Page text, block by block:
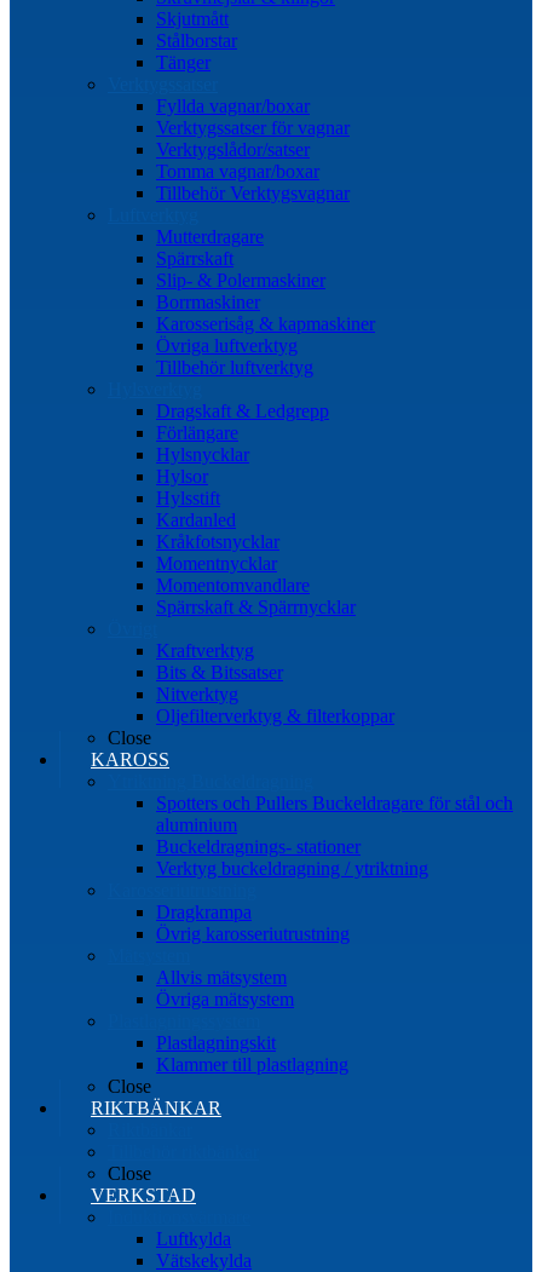
Skjutmått
Stålborstar
Tänger
Fyllda vagnar/boxar
Verktygssatser för vagnar
Verktygslådor/satser
Tomma vagnar/boxar
Tillbehör Verktygsvagnar
Mutterdragare
Spärrskaft
Slip- & Polermaskiner
Borrmaskiner
Karosserisåg & kapmaskiner
Övriga luftverktyg
Tillbehör luftverktyg
Dragskaft & Ledgrepp
Förlängare
Hylsnycklar
Hylsor
Hylsstift
Kardanled
Kråkfotsnycklar
Momentnycklar
Momentomvandlare
Spärrskaft & Spärrnycklar
Kraftverktyg
Bits & Bitssatser
Nitverktyg
Oljefilterverktyg & filterkoppar
Close
KAROSS
Spotters och Pullers Buckeldragare för stål och
aluminium
Buckeldragnings- stationer
Verktyg buckeldragning / ytriktning
Dragkrampa
Övrig karosseriutrustning
Allvis mätsystem
Övriga mätsystem
Plastlagningskit
Klammer till plastlagning
Close
RIKTBÄNKAR
Close
VERKSTAD
Luftkylda
Vätskekylda